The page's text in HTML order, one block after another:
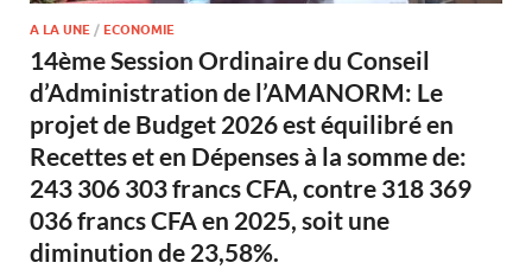
A LA UNE / ECONOMIE
14ème Session Ordinaire du Conseil
d’Administration de l’AMANORM: Le
projet de Budget 2026 est équilibré en
Recettes et en Dépenses à la somme de:
243 306 303 francs CFA, contre 318 369
036 francs CFA en 2025, soit une
diminution de 23,58%.